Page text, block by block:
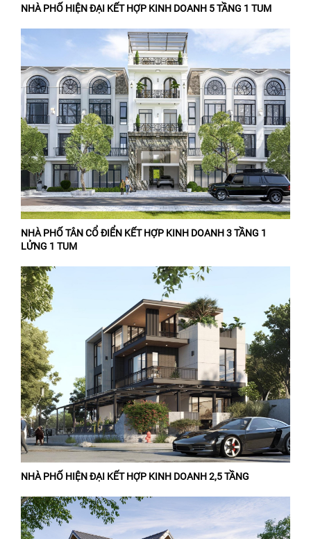
NHÀ PHỐ HIỆN ĐẠI KẾT HỢP KINH DOANH 5 TẦNG 1 TUM
NHÀ PHỐ TÂN CỔ ĐIỂN KẾT HỢP KINH DOANH 3 TẦNG 1
LỬNG 1 TUM
NHÀ PHỐ HIỆN ĐẠI KẾT HỢP KINH DOANH 2,5 TẦNG